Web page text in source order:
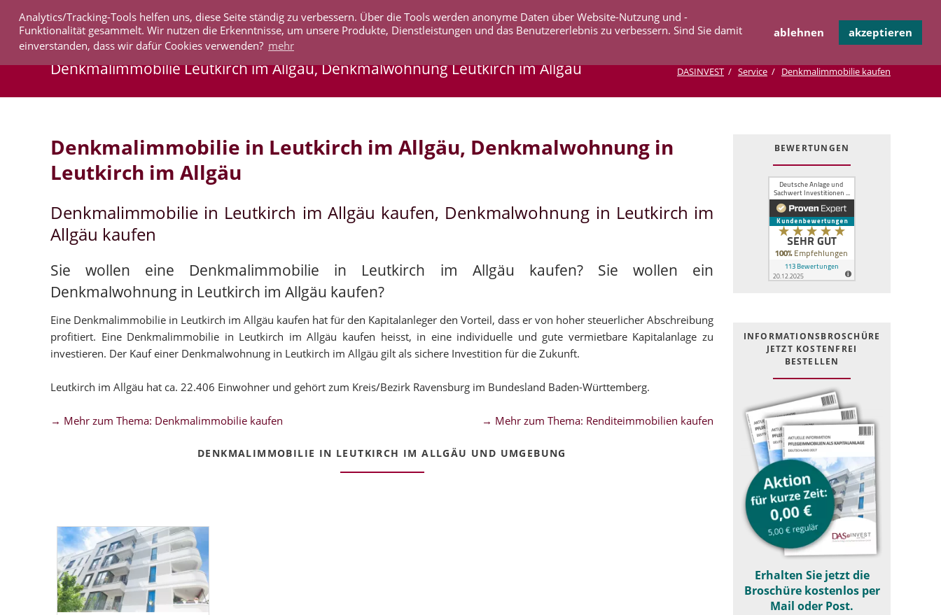
Analytics/Tracking-Tools helfen uns, diese Seite ständig zu verbessern. Über die Tools werden anonyme Daten über Website-Nutzung und -
Funktionalität gesammelt. Wir nutzen die Erkenntnisse, um unsere Produkte, Dienstleistungen und das Benutzererlebnis zu verbessern. Sind Sie damit
einverstanden, dass wir dafür Cookies verwenden? mehr
ablehnen akzeptieren
überspringen
IMMOBILIEN AKTUELLES UNTERNEHMEN SERVICE KOOPERATION KONTAKT
Denkmalimmobilie Leutkirch im Allgäu, Denkmalwohnung Leutkirch im Allgäu DASINVEST Service Denkmalimmobilie kaufen
Denkmalimmobilie in Leutkirch im Allgäu, Denkmalwohnung in
Leutkirch im Allgäu
Denkmalimmobilie in Leutkirch im Allgäu kaufen, Denkmalwohnung in Leutkirch im
Allgäu kaufen
Sie wollen eine Denkmalimmobilie in Leutkirch im Allgäu kaufen? Sie wollen ein
Denkmalwohnung in Leutkirch im Allgäu kaufen?
Eine Denkmalimmobilie in Leutkirch im Allgäu kaufen hat für den Kapitalanleger den Vorteil, dass er von hoher steuerlicher Abschreibung
profitiert. Eine Denkmalimmobilie in Leutkirch im Allgäu kaufen heisst, in eine individuelle und gute vermietbare Kapitalanlage zu
investieren. Der Kauf einer Denkmalwohnung in Leutkirch im Allgäu gilt als sichere Investition für die Zukunft.
Leutkirch im Allgäu hat ca. 22.406 Einwohner und gehört zum Kreis/Bezirk Ravensburg im Bundesland Baden-Württemberg.
→ Mehr zum Thema: Denkmalimmobilie kaufen → Mehr zum Thema: Renditeimmobilien kaufen
DENKMALIMMOBILIE IN LEUTKIRCH IM ALLGÄU UND UMGEBUNG
BEWERTUNGEN
INFOR­MATIONS­BROSCHÜRE
JETZT KOSTEN­FREI
BESTELLEN
Erhalten Sie jetzt die
Broschüre kostenlos per
Mail oder Post.